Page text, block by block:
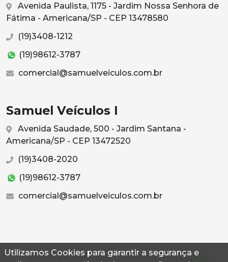
Utilizamos Cookies para garantir a segurança e
Avenida Paulista, 1175 - Jardim Nossa Senhora de
Fátima - Americana/SP - CEP 13478580
(19)3408-1212
(19)98612-3787
comercial@samuelveiculos.com.br
Samuel Veículos I
Avenida Saudade, 500 - Jardim Santana -
Americana/SP - CEP 13472520
(19)3408-2020
(19)98612-3787
comercial@samuelveiculos.com.br
© 2026 Autoconf. Todos os direitos reservados.